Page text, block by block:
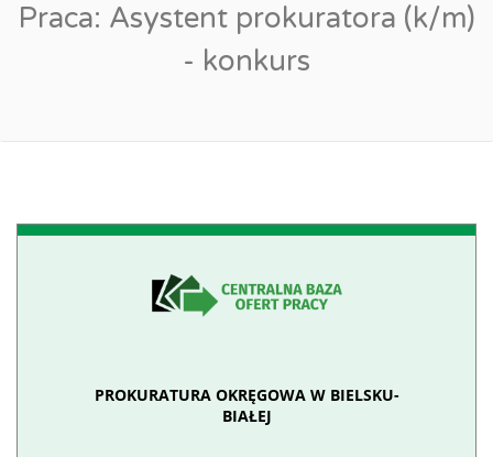
Praca: Asystent prokuratora (k/m)
- konkurs
PROKURATURA OKRĘGOWA W BIELSKU-
BIAŁEJ